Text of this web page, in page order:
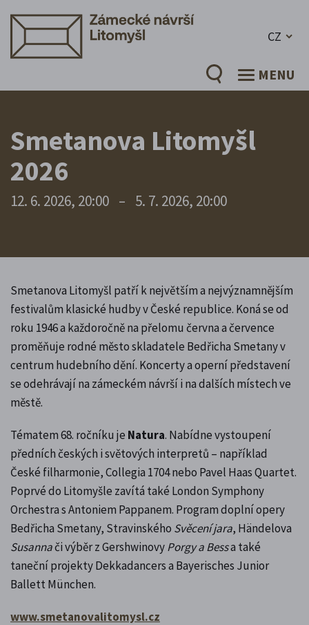
CZ
MENU
Smetanova Litomyšl
2026
12. 6. 2026, 20:00 – 5. 7. 2026, 20:00
Smetanova Litomyšl patří k největším a nejvýznamnějším
festivalům klasické hudby v České republice. Koná se od
roku 1946 a každoročně na přelomu června a července
proměňuje rodné město skladatele Bedřicha Smetany v
centrum hudebního dění. Koncerty a operní představení
se odehrávají na zámeckém návrší i na dalších místech ve
městě.
Tématem 68. ročníku je Natura. Nabídne vystoupení
předních českých i světových interpretů – například
České filharmonie, Collegia 1704 nebo Pavel Haas Quartet.
Poprvé do Litomyšle zavítá také London Symphony
Orchestra s Antoniem Pappanem. Program doplní opery
Bedřicha Smetany, Stravinského Svěcení jara, Händelova
Susannači výběr z GershwinovyPorgy a Bessa také
taneční projekty Dekkadancers a Bayerisches Junior
Ballett München.
www.smetanovalitomysl.cz